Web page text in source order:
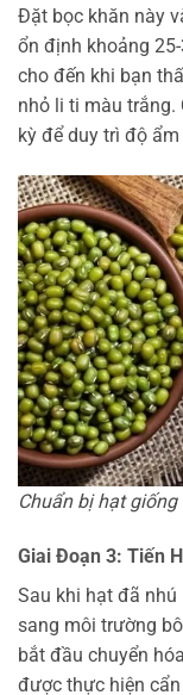
Đặt bọc khăn này
ổn định khoảng
cho đến khi bạn
nhỏ li ti màu trắng.
kỳ để duy trì độ
Chuẩn bị hạt giống
Giai Đoạn 3: Tiến
Sau khi hạt đã nhú
sang môi trường
bắt đầu chuyển
được thực hiện